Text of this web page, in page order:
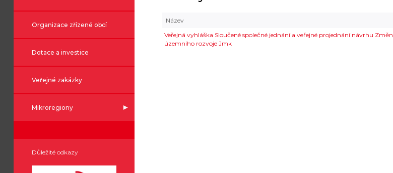
Organizace zřízené obcí
Dotace a investice
Veřejné zakázky
Mikroregiony
Důležité odkazy
Název
Veřejná vyhláška Sloučené společné jednání a veřejné projednání návrhu
územního rozvoje Jmk